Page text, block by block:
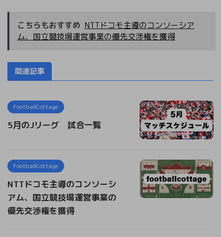
こちらもおすすめ NTTドコモ主導のコンソーシア
ム、国立競技場運営事業の優先交渉権を獲得
関連記事
FootballCottage
5月のJリーグ 試合一覧
FootballCottage
NTTドコモ主導のコンソーシ
アム、国立競技場運営事業の
優先交渉権を獲得